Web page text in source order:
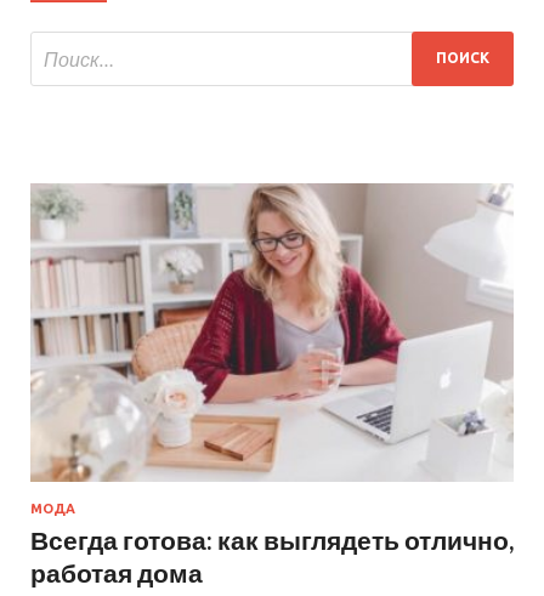
МОДА
Всегда готова: как выглядеть отлично,
работая дома